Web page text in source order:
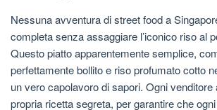
Nessuna avventura di street food a
completa senza assaggiare l’iconico riso al
Questo piatto apparentemente semplice,
perfettamente bollito e riso profumato cotto
un vero capolavoro di sapori. Ogni venditore
propria ricetta segreta, per garantire che